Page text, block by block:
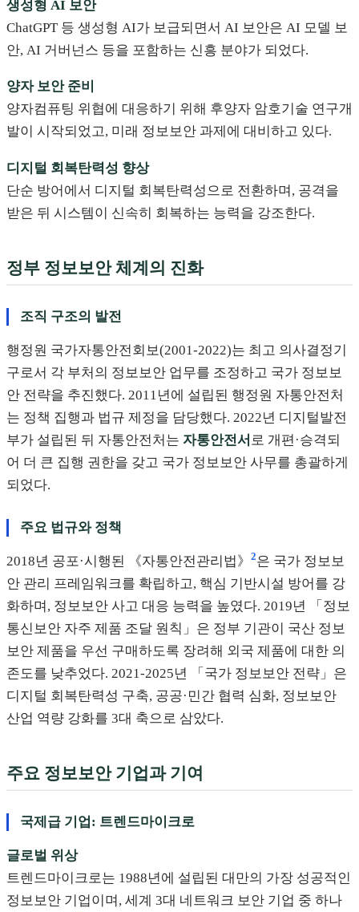
생성형 AI 보안
ChatGPT 등 생성형 AI가 보급되면서 AI 보안은 AI 모델 보
안, AI 거버넌스 등을 포함하는 신흥 분야가 되었다.
양자 보안 준비
양자컴퓨팅 위협에 대응하기 위해 후양자 암호기술 연구개
발이 시작되었고, 미래 정보보안 과제에 대비하고 있다.
디지털 회복탄력성 향상
단순 방어에서 디지털 회복탄력성으로 전환하며, 공격을
받은 뒤 시스템이 신속히 회복하는 능력을 강조한다.
정부 정보보안 체계의 진화
조직 구조의 발전
행정원 국가자통안전회보(2001-2022)는 최고 의사결정기
구로서 각 부처의 정보보안 업무를 조정하고 국가 정보보
안 전략을 추진했다. 2011년에 설립된 행정원 자통안전처
는 정책 집행과 법규 제정을 담당했다. 2022년 디지털발전
부가 설립된 뒤 자통안전처는 자통안전서 로 개편·승격되
어 더 큰 집행 권한을 갖고 국가 정보보안 사무를 총괄하게
되었다.
주요 법규와 정책
2018년 공포·시행된 《자통안전관리법》 2은 국가 정보보
안 관리 프레임워크를 확립하고, 핵심 기반시설 방어를 강
화하며, 정보보안 사고 대응 능력을 높였다. 2019년 「정보
통신보안 자주 제품 조달 원칙」은 정부 기관이 국산 정보
보안 제품을 우선 구매하도록 장려해 외국 제품에 대한 의
존도를 낮추었다. 2021-2025년 「국가 정보보안 전략」은
디지털 회복탄력성 구축, 공공·민간 협력 심화, 정보보안
산업 역량 강화를 3대 축으로 삼았다.
주요 정보보안 기업과 기여
국제급 기업: 트렌드마이크로
글로벌 위상
트렌드마이크로는 1988년에 설립된 대만의 가장 성공적인
정보보안 기업이며, 세계 3대 네트워크 보안 기업 중 하나